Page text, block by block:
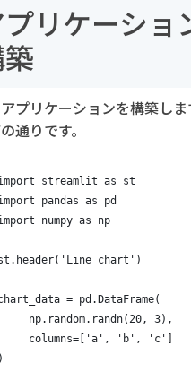
リケーショ
プリケーションを構築しま
通りです。
streamlit as st
pandas as pd
numpy as np
chart')
= pd.DataFrame(
np.random.randn(20, 3),
columns=['a', 'b', 'c']
)